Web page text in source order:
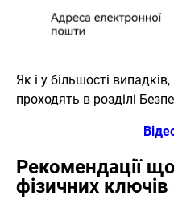
Як і у більшості
проходять в розділі
Рекомендації
фізичних